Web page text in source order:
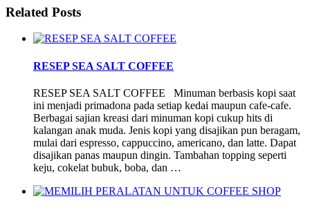
Related Posts
RESEP SEA SALT COFFEE
RESEP SEA SALT COFFEE Minuman berbasis kopi saat
ini menjadi primadona pada setiap kedai maupun cafe-cafe.
Berbagai sajian kreasi dari minuman kopi cukup hits di
kalangan anak muda. Jenis kopi yang disajikan pun beragam,
mulai dari espresso, cappuccino, americano, dan latte. Dapat
disajikan panas maupun dingin. Tambahan topping seperti
keju, cokelat bubuk, boba, dan …